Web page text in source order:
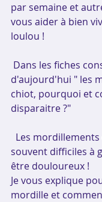
par semaine et
vous aider à bien
loulou !
Dans les fiches
d'aujourd'hui " les
chiot, pourquoi et
disparaitre ?"
souvent difficiles à
être douloureux !
Je vous explique
mordille et